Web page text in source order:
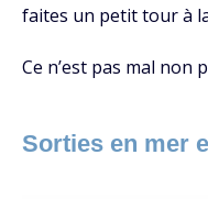
faites un petit tour à
Ce n’est pas mal non
Sorties en mer